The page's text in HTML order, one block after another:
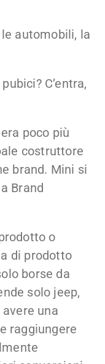
automobili, la
C’entra,
poco più
costruttore
brand. Mini si
Brand
o
di prodotto
borse da
solo jeep,
una
raggiungere